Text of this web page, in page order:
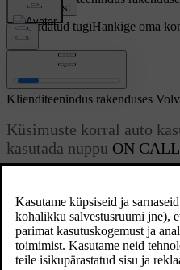
Kohandatud tugiHankige oma
teavet.
Logi sisse
Värskendatud 03.02.2025
Klienditeenindus rakenduses
Küsimuste korral auto
kasutada nuppu ON CALL
rakenduse Volvo On Call
Teil on võimalik Volvo On Call
ka Volvo Cars rakenduse